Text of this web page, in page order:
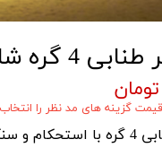
شادان - مشکی نَبَرد
گزینه های مد نظر را انتخاب
تربیت اسب.